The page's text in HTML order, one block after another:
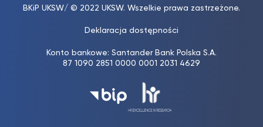
BKiP UKSW/ © 2022 UKSW. Wszelkie prawa zastrzeżone.
Deklaracja dostępności
Konto bankowe: Santander Bank Polska S.A.
87 1090 2851 0000 0001 2031 4629